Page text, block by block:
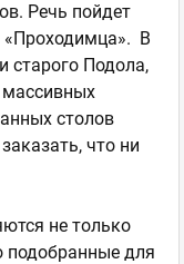
Речь пойдет
«Проходимца». В
старого Подола,
массивных
столов
что ни
не только
подобранные для